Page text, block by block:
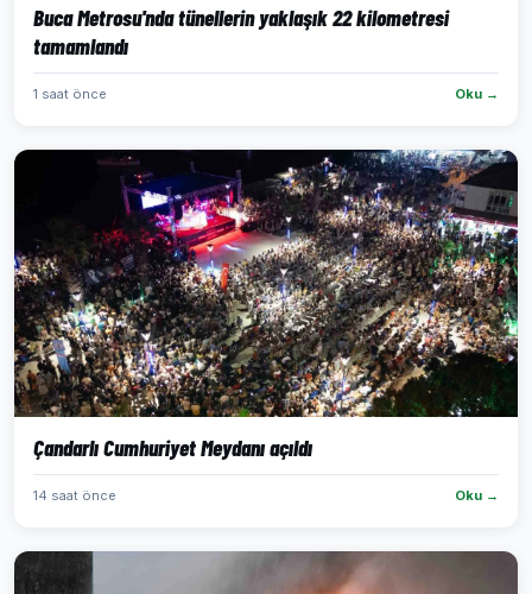
Buca Metrosu'nda tünellerin yaklaşık 22 kilometresi
tamamlandı
1 saat önce Oku →
Çandarlı Cumhuriyet Meydanı açıldı
14 saat önce Oku →